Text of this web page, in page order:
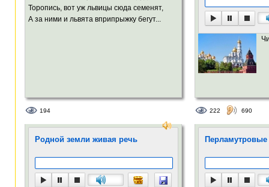
Торопись, вот уж львицы сюда семенят,
А за ними и львята вприпрыжку бегут...
194 222 690
Родной земли живая речь